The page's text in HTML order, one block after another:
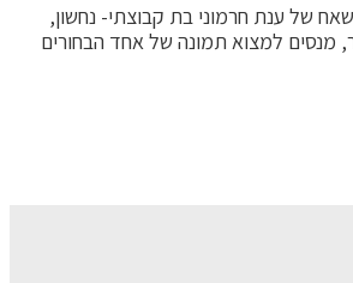
של ענת חרמוני בת קבוצתי- נחשון,
מנסים למצוא תמונה של אחד הבחורים